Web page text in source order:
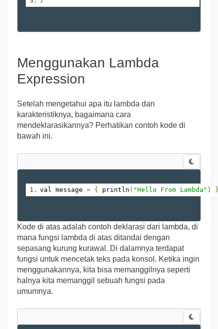
Menggunakan Lambda
Expression
Setelah mengetahui apa itu lambda dan
karakteristiknya, bagaimana cara
mendeklarasikannya? Perhatikan contoh kode di
bawah ini.
val message = { println ( "Hello From Lambda" )
Kode di atas adalah contoh deklarasi dari lambda, di
mana fungsi lambda di atas ditandai dengan
sepasang kurung kurawal. Di dalamnya terdapat
fungsi untuk mencetak teks pada konsol. Ketika ingin
menggunakannya, kita bisa memanggilnya seperti
halnya kita memanggil sebuah fungsi pada
umumnya.